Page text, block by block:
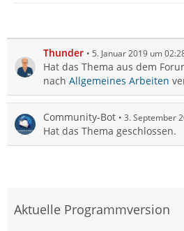
Thunder 5. Januar 2019 um
Hat das Thema aus dem
nach Allgemeines Arbeiten
Community-Bot 3. September
Hat das Thema geschlossen.
Aktuelle Programmversion